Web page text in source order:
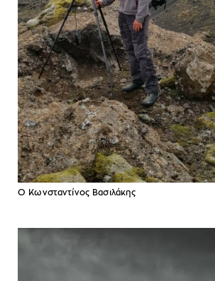
Ο Κωνσταντίνος Βασιλάκης